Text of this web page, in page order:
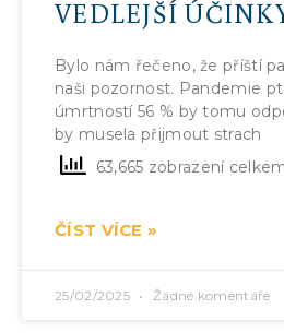
VEDLEJŠÍ
Bylo nám řečeno, že příští
naši pozornost. Pandemie
úmrtností 56 % by tomu
by musela přijmout strach
63,665 zobrazení
ČÍST VÍCE »
25/02/2025 Žádné komentáře